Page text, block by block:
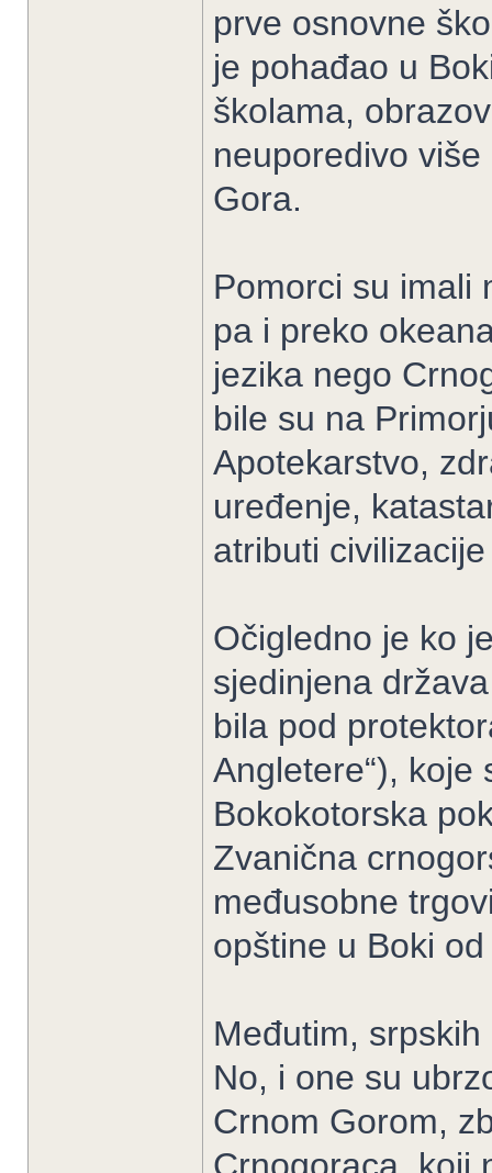
prve osnovne
je pohađao u
školama,
neuporedivo
Gora.
Pomorci su imali
pa i preko
jezika nego
bile su na
Apotekarstvo,
uređenje,
atributi
Očigledno je ko
sjedinjena
bila pod
Angletere“),
Bokokotorska
Zvanična
međusobne
opštine u Boki
Međutim,
No, i one su
Crnom Gorom,